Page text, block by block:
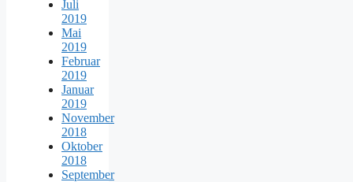
Juli
2019
Mai
2019
Februar
2019
Januar
2019
November
2018
Oktober
2018
September